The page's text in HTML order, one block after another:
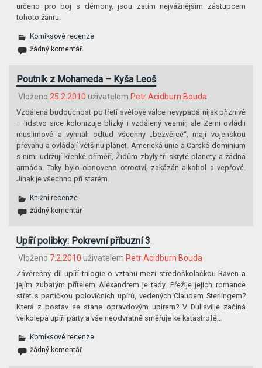
určeno pro boj s démony, jsou zatím nejvážnějším zástupcem
tohoto žánru.
Komiksové recenze
žádný komentář
Poutník z Mohameda – Kyša Leoš
Vloženo 25.2.2010 uživatelem Petr Acidburn Bouda
Vzdálená budoucnost po třetí světové válce nevypadá nijak příznivě
– lidstvo sice kolonizuje blízký i vzdálený vesmír, ale Zemi ovládli
muslimové a vyhnali odtud všechny „bezvěrce“, mají vojenskou
převahu a ovládají většinu planet. Americká unie a Carské dominium
s nimi udržují křehké příměří, Židům zbyly tři skryté planety a žádná
armáda. Taky bylo obnoveno otroctví, zakázán alkohol a vepřové.
Jinak je všechno při starém.
Knižní recenze
žádný komentář
Upíří polibky: Pokrevní příbuzní 3
Vloženo 7.2.2010 uživatelem Petr Acidburn Bouda
Závěrečný díl upíří trilogie o vztahu mezi středoškolačkou Raven a
jejím zubatým přítelem Alexandrem je tady. Přežije jejich romance
střet s partičkou polovičních upírů, vedených Claudem Sterlingem?
Která z postav se stane opravdovým upírem? V Dullsville začíná
velkolepá upíří párty a vše neodvratně směřuje ke katastrofě…
Komiksové recenze
žádný komentář